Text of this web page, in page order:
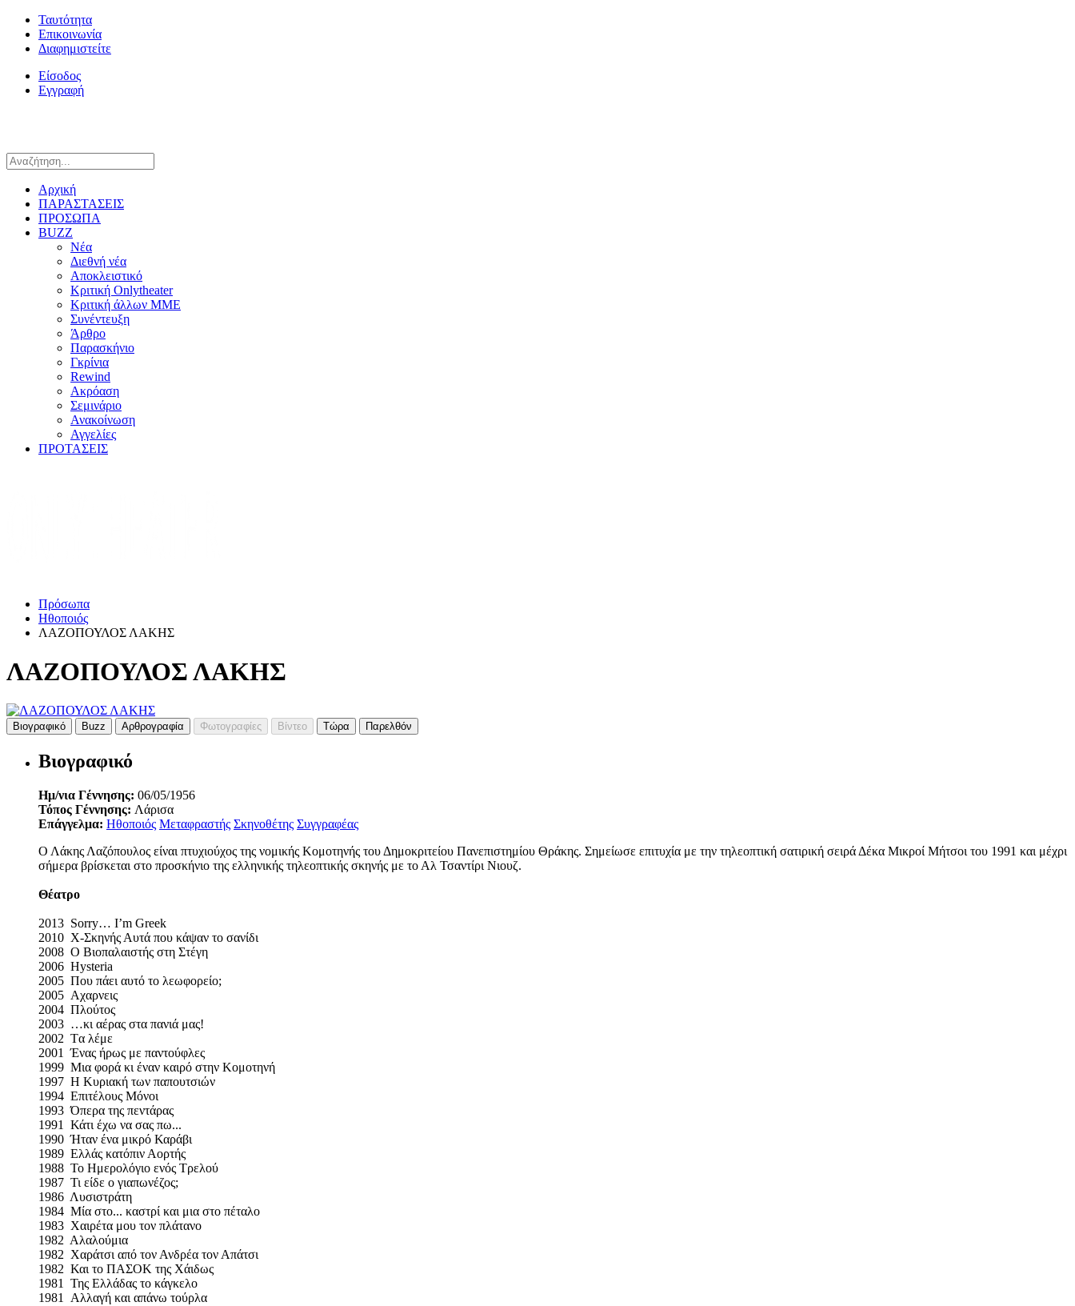
Ταυτότητα
Επικοινωνία
Διαφημιστείτε
Είσοδος
Εγγραφή
Αρχική
ΠΑΡΑΣΤΑΣΕΙΣ
ΠΡΟΣΩΠΑ
BUZZ
Νέα
Διεθνή νέα
Αποκλειστικό
Κριτική Onlytheater
Κριτική άλλων ΜΜΕ
Συνέντευξη
Άρθρο
Παρασκήνιο
Γκρίνια
Rewind
Ακρόαση
Σεμινάριο
Ανακοίνωση
Αγγελίες
ΠΡΟΤΑΣΕΙΣ
Πρόσωπα
Ηθοποιός
ΛΑΖΟΠΟΥΛΟΣ ΛΑΚΗΣ
ΛΑΖΟΠΟΥΛΟΣ ΛΑΚΗΣ
Βιογραφικό Buzz Αρθρογραφία Φωτογραφίες Βίντεο Τώρα Παρελθόν
Βιογραφικό
Ημ/νια Γέννησης: 06/05/1956
Τόπος Γέννησης: Λάρισα
Επάγγελμα: Ηθοποιός Μεταφραστής Σκηνοθέτης Συγγραφέας
Ο Λάκης Λαζόπουλος είναι πτυχιούχος της νομικής Κομοτηνής του Δημοκριτείου Πανεπιστημίου Θράκης. Σημείωσε επιτυχία με την τηλεοπτική σατιρική σειρά Δέκα Μικροί Μήτσοι του 1991 και μέχρι
σήμερα βρίσκεται στο προσκήνιο της ελληνικής τηλεοπτικής σκηνής με το Αλ Τσαντίρι Νιουζ.
Θέατρο
2013 Sorry… Ι’m Greek
2010 Χ-Σκηνής Αυτά που κάψαν το σανίδι
2008 Ο Βιοπαλαιστής στη Στέγη
2006 Hysteria
2005 Που πάει αυτό το λεωφορείο;
2005 Aχαρνεις
2004 Πλούτος
2003 …κι αέρας στα πανιά μας!
2002 Tα λέμε
2001 Ένας ήρως με παντούφλες
1999 Μια φορά κι έναν καιρό στην Κομοτηνή
1997 Η Κυριακή των παπουτσιών
1994 Eπιτέλους Μόνοι
1993 Όπερα της πεντάρας
1991 Κάτι έχω να σας πω...
1990 Ήταν ένα μικρό Καράβι
1989 Ελλάς κατόπιν Αορτής
1988 Το Ημερολόγιο ενός Τρελού
1987 Τι είδε ο γιαπωνέζος;
1986 Λυσιστράτη
1984 Mία στο... καστρί και μια στο πέταλο
1983 Χαιρέτα μου τον πλάτανο
1982 Αλαλούμια
1982 Χαράτσι από τον Ανδρέα τον Απάτσι
1982 Και το ΠΑΣΟΚ της Χάιδως
1981 Της Ελλάδας το κάγκελο
1981 Aλλαγή και απάνω τούρλα